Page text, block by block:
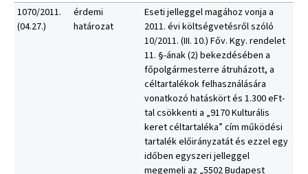
1070/2011.
(04.27.)
érdemi
határozat
Eseti jelleggel magához vonja a
2011. évi költségvetésről szóló
10/2011. (III. 10.) Főv. Kgy. rendelet
11. §-ának (2) bekezdésében a
főpolgármesterre átruházott, a
céltartalékok felhasználására
vonatkozó hatáskört és 1.300 eFt-
tal csökkenti a „9170 Kulturális
keret céltartaléka” cím működési
tartalék előirányzatát és ezzel egy
időben egyszeri jelleggel
megemeli az „5502 Budapest